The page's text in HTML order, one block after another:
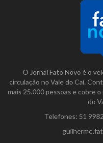
O Jornal Fato Novo é o
circulação no Vale do Caí.
mais 25.000 pessoas e cobre
do
Telefones: 51